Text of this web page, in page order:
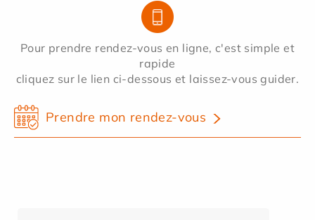
Pour prendre rendez-vous en ligne, c'est simple et
rapide
cliquez sur le lien ci-dessous et laissez-vous guider.
Prendre mon rendez-vous